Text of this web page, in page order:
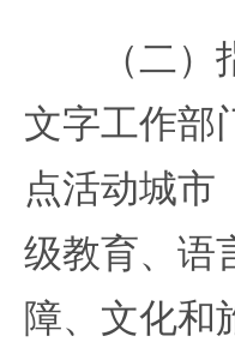
（二）指
文字工作部
点活动城市
级教育、语
障、文化和